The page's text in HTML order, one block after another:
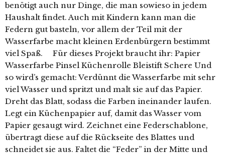
benötigt auch nur Dinge, die man sowieso in jedem
Haushalt findet. Auch mit Kindern kann man die
Federn gut basteln, vor allem der Teil mit der
Wasserfarbe macht kleinen Erdenbürgern bestimmt
viel Spaß. Für dieses Projekt braucht ihr: Papier
Wasserfarbe Pinsel Küchenrolle Bleistift Schere Und
so wird’s gemacht: Verdünnt die Wasserfarbe mit sehr
viel Wasser und spritzt und malt sie auf das Papier.
Dreht das Blatt, sodass die Farben ineinander laufen.
Legt ein Küchenpapier auf, damit das Wasser vom
Papier gesaugt wird. Zeichnet eine Federschablone,
übertragt diese auf die Rückseite des Blattes und
schneidet sie aus. Faltet die “Feder” in der Mitte und